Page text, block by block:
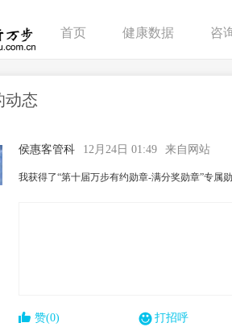
首页 健康数据 咨
动态
侯惠客管科 12月24日 01:49 来自网站
我获得了“第十届万步有约勋章-满分奖勋章”专属
赞(0) 打招呼